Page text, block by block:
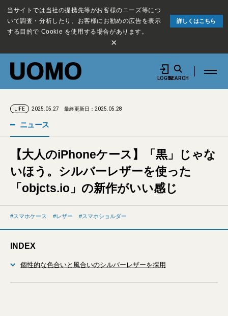
当サイトでは当社の提携先等がお客様のニーズ等につ
いて調査・分析したり、お客様にお勧めの広告を表示
する目的で Cookie を使用する場合があります。
詳しくはこちら
×
LOGINSEARCH
LIFE 2025.05.27 最終更新日：2025.05.28
ニュース
【大人のiPhoneケース】「黒」じゃな
いほう。シルバーレザーを使った
「objcts.io」の新作がいい感じ
スマホケース レザー スマホショルダー
INDEX
個性的な色合いと風合いのシルバーレザーを採用